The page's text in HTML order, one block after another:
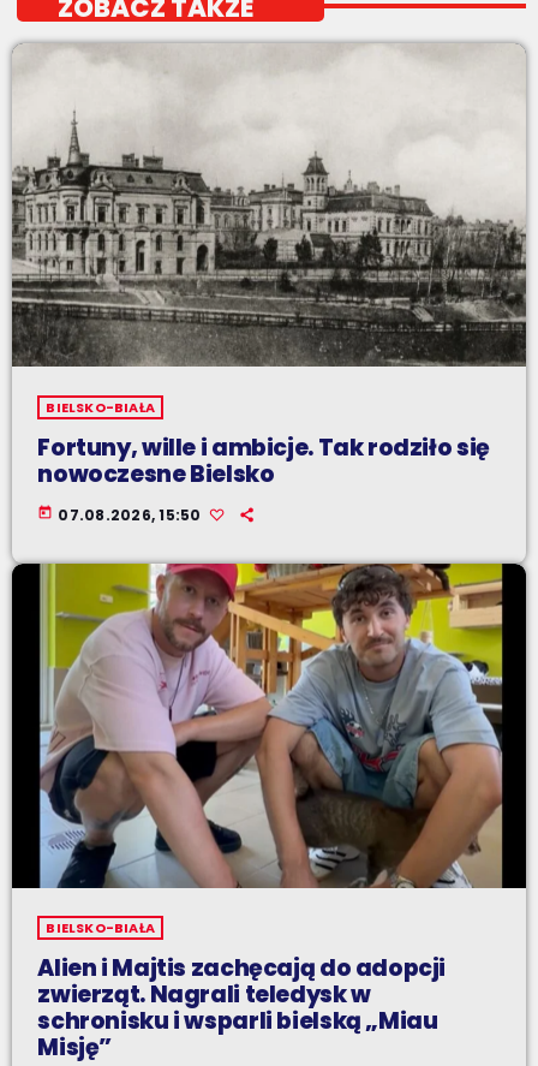
ZOBACZ TAKŻE
BIELSKO-BIAŁA
Fortuny, wille i ambicje. Tak rodziło się
nowoczesne Bielsko
today 07.08.2026, 15:50
BIELSKO-BIAŁA
Alien i Majtis zachęcają do adopcji
zwierząt. Nagrali teledysk w
schronisku i wsparli bielską „Miau
Misję”